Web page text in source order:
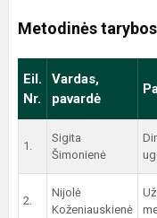
Metodinės
Eil.
Nr.
Vardas,
pavardė
1.
Sigita
Šimonienė
2.
Nijolė
Koženiauskienė